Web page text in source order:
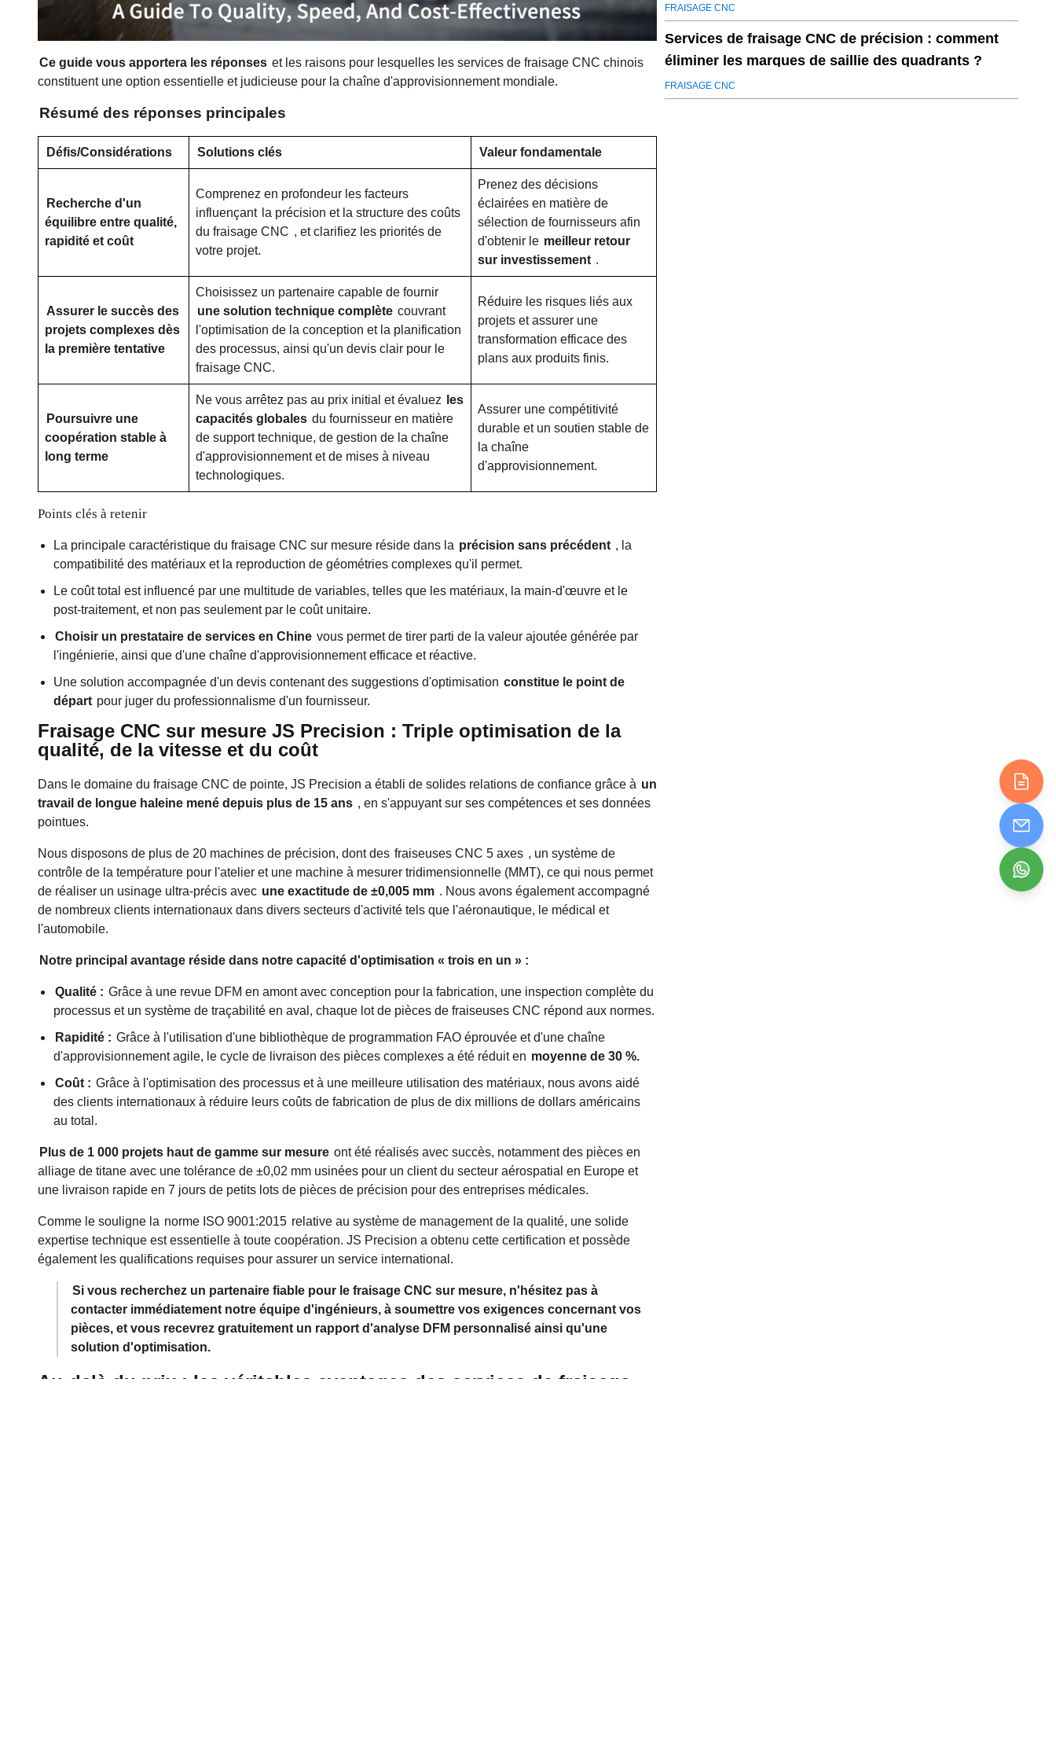
Ce guide vous apportera les réponses et les raisons pour lesquelles les services de fraisage CNC chinois
constituent une option essentielle et judicieuse pour la chaîne d'approvisionnement mondiale.
Résumé des réponses principales
Défis/Considérations Solutions clés Valeur fondamentale
Recherche d'un
équilibre entre qualité,
rapidité et coût
Comprenez en profondeur les facteurs
influençant la précision et la structure des coûts
du fraisage CNC , et clarifiez les priorités de
votre projet.
Prenez des décisions
éclairées en matière de
sélection de fournisseurs afin
d'obtenir le meilleur retour
sur investissement .
Assurer le succès des
projets complexes dès
la première tentative
Choisissez un partenaire capable de fournir
une solution technique complète couvrant
l'optimisation de la conception et la planification
des processus, ainsi qu'un devis clair pour le
fraisage CNC.
Réduire les risques liés aux
projets et assurer une
transformation efficace des
plans aux produits finis.
Poursuivre une
coopération stable à
long terme
Ne vous arrêtez pas au prix initial et évaluez
les
capacités globales du fournisseur en matière
de support technique, de gestion de la chaîne
d'approvisionnement et de mises à niveau
technologiques.
Assurer une compétitivité
durable et un soutien stable de
la chaîne
d'approvisionnement.
Points clés à retenir
La principale caractéristique du fraisage CNC sur mesure réside dans la précision sans précédent , la
compatibilité des matériaux et la reproduction de géométries complexes qu'il permet.
Le coût total est influencé par une multitude de variables, telles que les matériaux, la main-d'œuvre et le
post-traitement, et non pas seulement par le coût unitaire.
Choisir un prestataire de services en Chine vous permet de tirer parti de la valeur ajoutée générée par
l'ingénierie, ainsi que d'une chaîne d'approvisionnement efficace et réactive.
Une solution accompagnée d'un devis contenant des suggestions d'optimisation constitue le point de
départ pour juger du professionnalisme d'un fournisseur.
Fraisage CNC sur mesure JS Precision : Triple optimisation de la
qualité, de la vitesse et du coût
Dans le domaine du fraisage CNC de pointe, JS Precision a établi de solides relations de confiance grâce à un
travail de longue haleine mené depuis plus de 15 ans , en s'appuyant sur ses compétences et ses données
pointues.
Nous disposons de plus de 20 machines de précision, dont des fraiseuses CNC 5 axes , un système de
contrôle de la température pour l'atelier et une machine à mesurer tridimensionnelle (MMT), ce qui nous permet
de réaliser un usinage ultra-précis avec une exactitude de ±0,005 mm . Nous avons également accompagné
de nombreux clients internationaux dans divers secteurs d'activité tels que l'aéronautique, le médical et
l'automobile.
Notre principal avantage réside dans notre capacité d'optimisation « trois en un » :
Qualité : Grâce à une revue DFM en amont avec conception pour la fabrication, une inspection complète du
processus et un système de traçabilité en aval, chaque lot de pièces de fraiseuses CNC répond aux normes.
Rapidité : Grâce à l'utilisation d'une bibliothèque de programmation FAO éprouvée et d'une chaîne
d'approvisionnement agile, le cycle de livraison des pièces complexes a été réduit en moyenne de 30 %.
Coût : Grâce à l'optimisation des processus et à une meilleure utilisation des matériaux, nous avons aidé
des clients internationaux à réduire leurs coûts de fabrication de plus de dix millions de dollars américains
au total.
Plus de 1 000 projets haut de gamme sur mesure ont été réalisés avec succès, notamment des pièces en
alliage de titane avec une tolérance de ±0,02 mm usinées pour un client du secteur aérospatial en Europe et
une livraison rapide en 7 jours de petits lots de pièces de précision pour des entreprises médicales.
Comme le souligne la norme ISO 9001:2015 relative au système de management de la qualité, une solide
expertise technique est essentielle à toute coopération. JS Precision a obtenu cette certification et possède
également les qualifications requises pour assurer un service international.
Si vous recherchez un partenaire fiable pour le fraisage CNC sur mesure, n'hésitez pas à
contacter immédiatement notre équipe d'ingénieurs, à soumettre vos exigences concernant vos
pièces, et vous recevrez gratuitement un rapport d'analyse DFM personnalisé ainsi qu'une
solution d'optimisation.
Au-delà du prix : les véritables avantages des services de fraisage
ISO 13485
FRAISAGE CNC
Services de fraisage CNC de précision : comment
éliminer les marques de saillie des quadrants ?
FRAISAGE CNC